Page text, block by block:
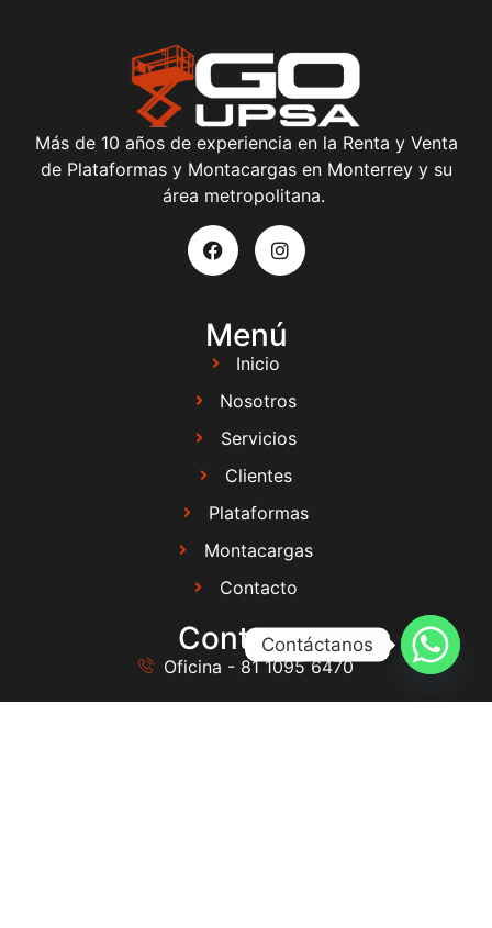
Más de 10 años de experiencia en la Renta y Venta
de Plataformas y Montacargas en Monterrey y su
área metropolitana.
Menú
Inicio
Nosotros
Servicios
Clientes
Plataformas
Montacargas
Contacto
Contacto
Oficina - 81 1095 6470
Contáctanos